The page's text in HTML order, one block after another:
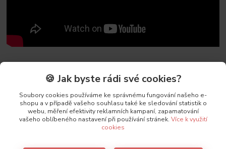
Parametry
Výrobce Leilieve
🍪 Jak byste rádi své cookies?
Soubory cookies používáme ke správnému fungování našeho e-
shopu a v případě vašeho souhlasu také ke sledování statistik o
webu, měření efektivity reklamních kampaní, zapamatování
vašeho oblíbeného nastavení při používání stránek. Více k využití
cookies